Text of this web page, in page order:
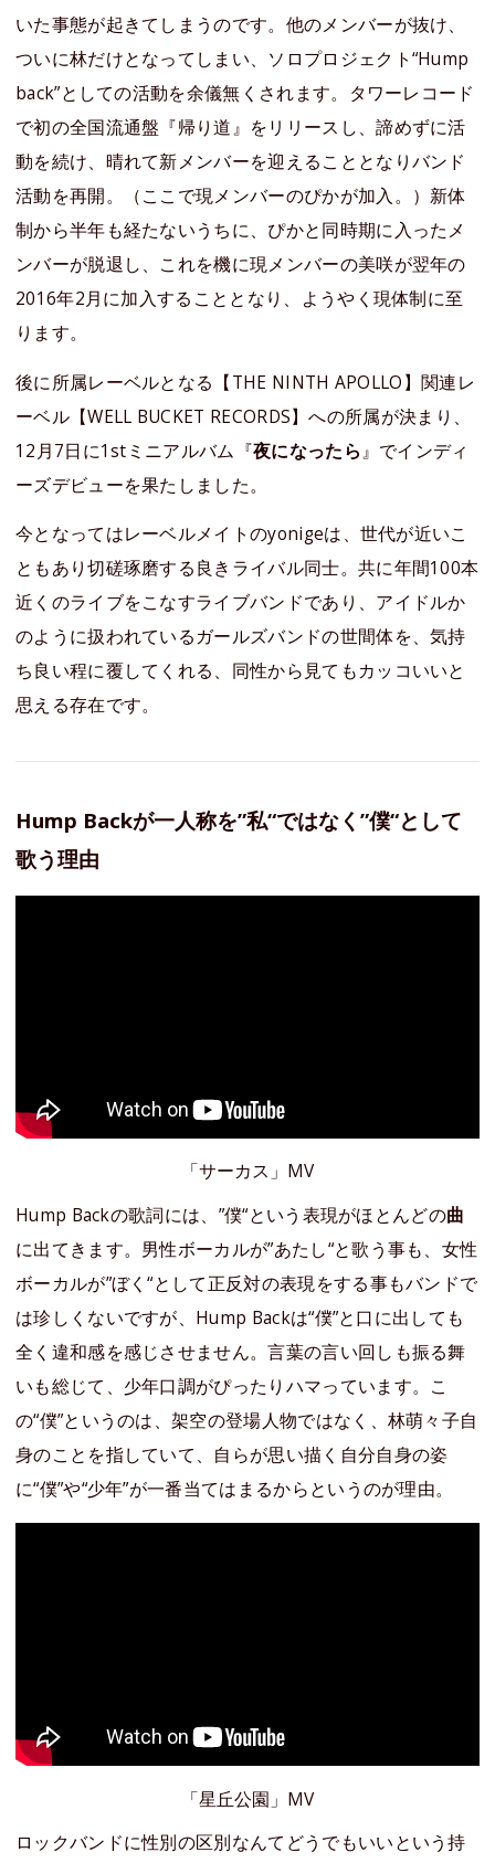
いた事態が起きてしまうのです。他のメンバーが抜け、
ついに林だけとなってしまい、ソロプロジェクト“Hump
back”としての活動を余儀無くされます。タワーレコード
で初の全国流通盤『帰り道』をリリースし、諦めずに活
動を続け、晴れて新メンバーを迎えることとなりバンド
活動を再開。（ここで現メンバーのぴかが加入。）新体
制から半年も経たないうちに、ぴかと同時期に入ったメ
ンバーが脱退し、これを機に現メンバーの美咲が翌年の
2016年2月に加入することとなり、ようやく現体制に至
ります。
後に所属レーベルとなる【THE NINTH APOLLO】関連レ
ーベル【WELL BUCKET RECORDS】への所属が決まり、
12月7日に1stミニアルバム『夜になったら』でインディ
ーズデビューを果たしました。
今となってはレーベルメイトのyonigeは、世代が近いこ
ともあり切磋琢磨する良きライバル同士。共に年間100本
近くのライブをこなすライブバンドであり、アイドルか
のように扱われているガールズバンドの世間体を、気持
ち良い程に覆してくれる、同性から見てもカッコいいと
思える存在です。
Hump Backが一人称を”私“ではなく”僕“として
歌う理由
「サーカス」MV
Hump Backの歌詞には、”僕“という表現がほとんどの曲
に出てきます。男性ボーカルが”あたし“と歌う事も、女性
ボーカルが”ぼく“として正反対の表現をする事もバンドで
は珍しくないですが、Hump Backは“僕”と口に出しても
全く違和感を感じさせません。言葉の言い回しも振る舞
いも総じて、少年口調がぴったりハマっています。こ
の“僕”というのは、架空の登場人物ではなく、林萌々子自
身のことを指していて、自らが思い描く自分自身の姿
に“僕”や“少年”が一番当てはまるからというのが理由。
「星丘公園」MV
ロックバンドに性別の区別なんてどうでもいいという持